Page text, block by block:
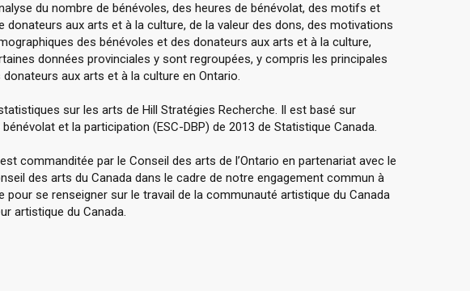
du nombre de bénévoles, des heures de bénévolat, des motifs et
donateurs aux arts et à la culture, de la valeur des dons, des motivations
des bénévoles et des donateurs aux arts et à la culture,
données provinciales y sont regroupées, y compris les principales
aux arts et à la culture en Ontario.
sur les arts de Hill Stratégies Recherche. Il est basé sur
et la participation (ESC-DBP) de 2013 de Statistique Canada.
commanditée par le Conseil des arts de l’Ontario en partenariat avec le
des arts du Canada dans le cadre de notre engagement commun à
se renseigner sur le travail de la communauté artistique du Canada
artistique du Canada.